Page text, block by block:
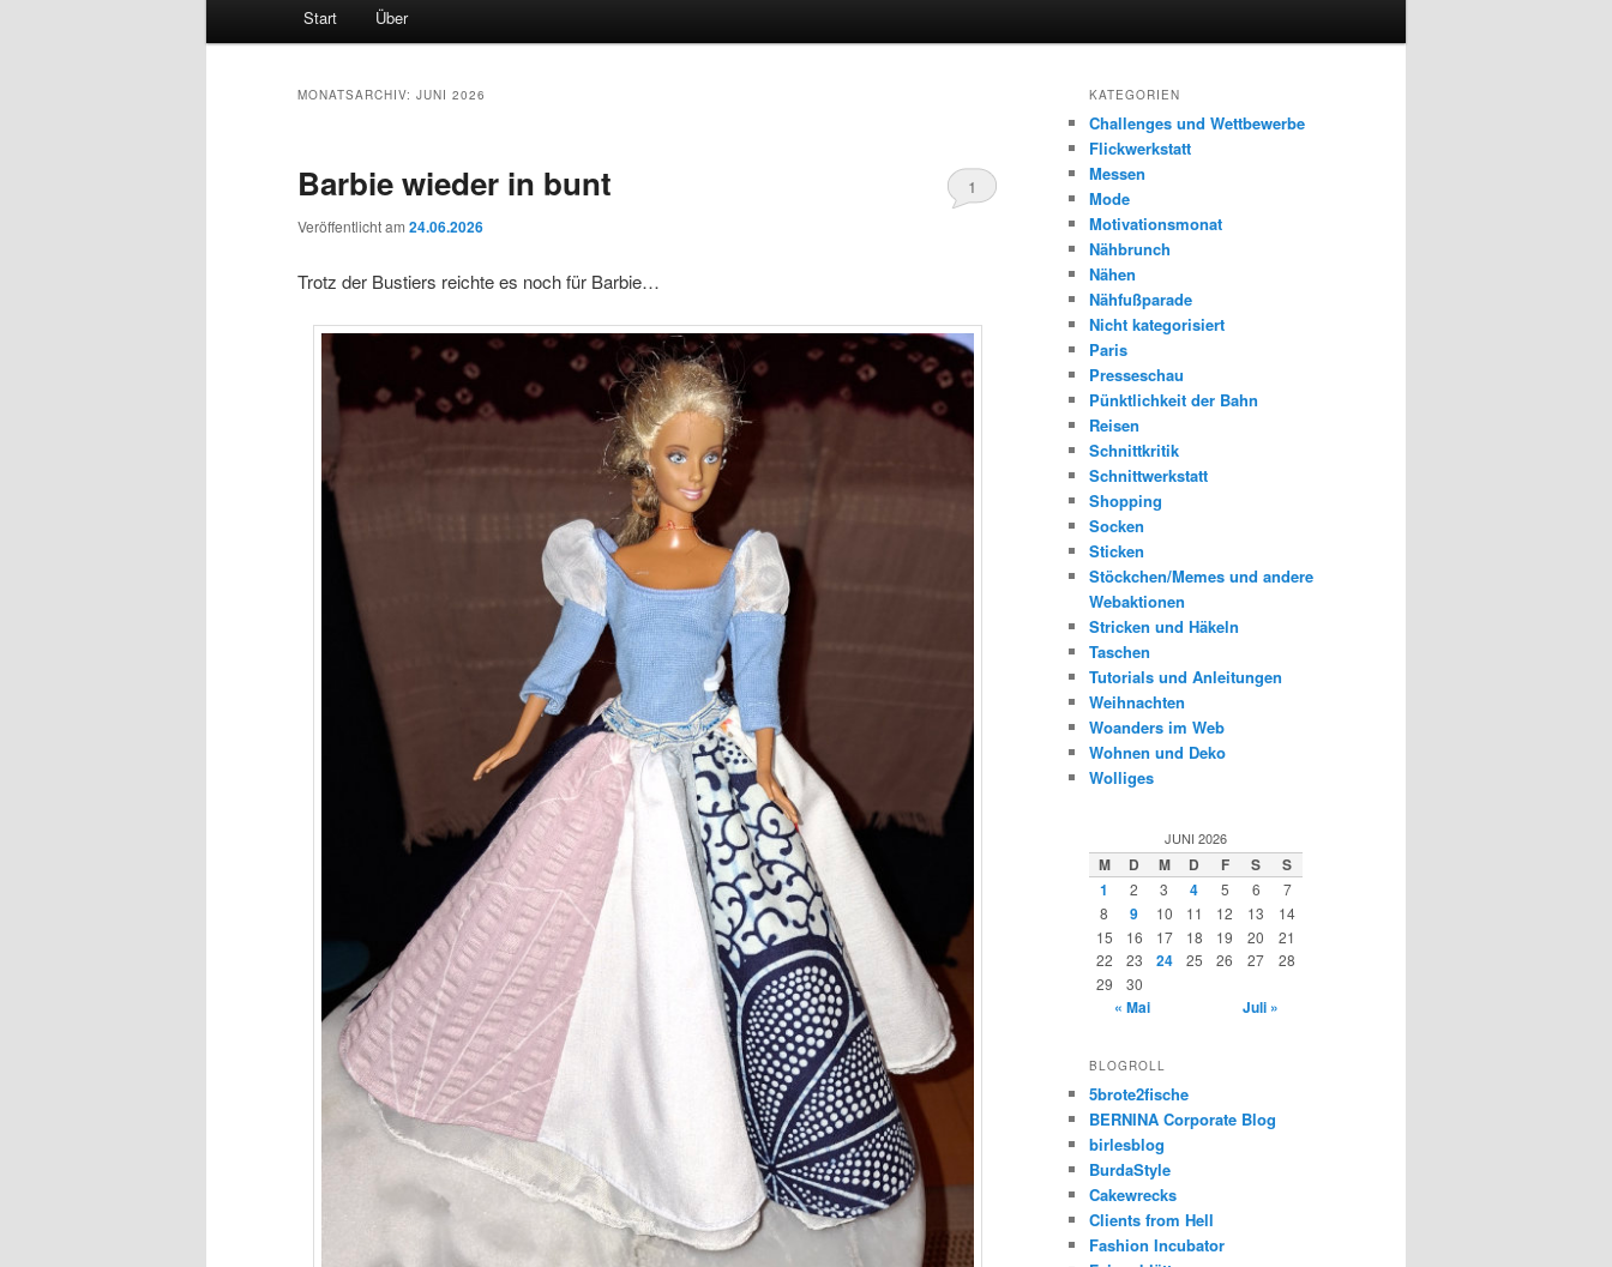
Start Über
MONATSARCHIV: JUNI 2026
Barbie wieder in bunt
Veröffentlicht am 24.06.2026
1
Trotz der Bustiers reichte es noch für Barbie…
KATEGORIEN
Challenges und Wettbewerbe
Flickwerkstatt
Messen
Mode
Motivationsmonat
Nähbrunch
Nähen
Nähfußparade
Nicht kategorisiert
Paris
Presseschau
Pünktlichkeit der Bahn
Reisen
Schnittkritik
Schnittwerkstatt
Shopping
Socken
Sticken
Stöckchen/Memes und andere
Webaktionen
Stricken und Häkeln
Taschen
Tutorials und Anleitungen
Weihnachten
Woanders im Web
Wohnen und Deko
Wolliges
JUNI 2026
M D M D F S
S
1
2 3 4 5 6
7
8
9 10 11 12 13
14
15
16 17 18 19 20
21
22
23 24 25 26 27
28
29
30
« Mai Juli »
BLOGROLL
5brote2fische
BERNINA Corporate Blog
birlesblog
BurdaStyle
Cakewrecks
Clients from Hell
Fashion Incubator